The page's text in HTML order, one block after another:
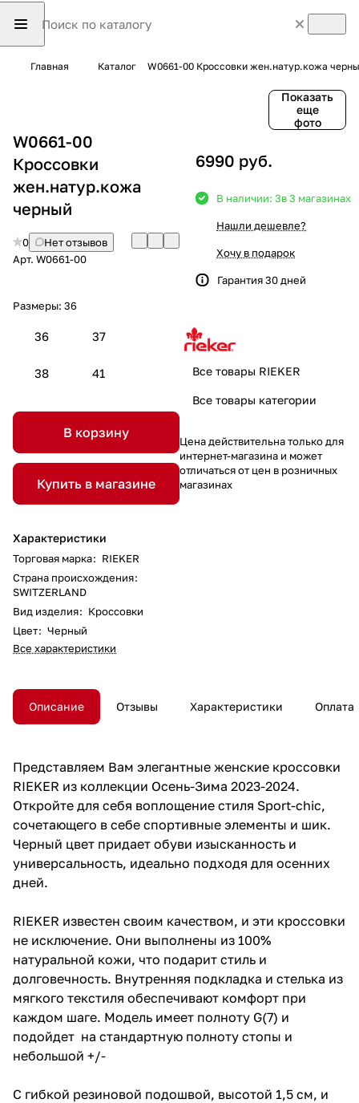
Главная Каталог W0661-00 Кроссовки жен.натур.кожа
Показать
еще
фото
W0661-00
Кроссовки
жен.натур.кожа
черный
0
Нет отзывов
Арт. W0661-00
Размеры: 36
36 37
38 41
В корзину
Купить в магазине
Характеристики
Торговая марка: RIEKER
Страна происхождения:
SWITZERLAND
Вид изделия: Кроссовки
Цвет: Черный
Все характеристики
6990 руб.
В наличии: 3в 3 магазинах
Нашли дешевле?
Хочу в подарок
Гарантия 30 дней
Все товары RIEKER
Все товары категории
Цена действительна только для
интернет-магазина и может
отличаться от цен в розничных
магазинах
Описание Отзывы Характеристики Оплата
Представляем Вам элегантные женские кроссовки
RIEKER из коллекции Осень-Зима 2023-2024.
Откройте для себя воплощение стиля Sport-chic,
сочетающего в себе спортивные элементы и шик.
Черный цвет придает обуви изысканность и
универсальность, идеально подходя для осенних
дней.
RIEKER известен своим качеством, и эти кроссовки
не исключение. Они выполнены из 100%
натуральной кожи, что подарит стиль и
долговечность. Внутренняя подкладка и стелька из
мягкого текстиля обеспечивают комфорт при
каждом шаге. Модель имеет полноту G(7) и
подойдет на стандартную полноту стопы и
небольшой +/-
С гибкой резиновой подошвой, высотой 1,5 см, и